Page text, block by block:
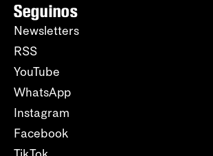
Seguinos
Newsletters
RSS
YouTube
WhatsApp
Instagram
Facebook